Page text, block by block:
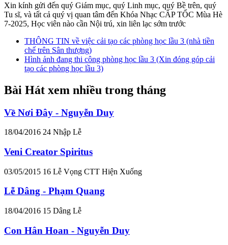
Xin kính gửi đến quý Giám mục, quý Linh mục, quý Bề trên, quý
Tu sĩ, và tất cả quý vị quan tâm đến Khóa Nhạc CẤP TỐC Mùa Hè
7-2025, Học viên nào cần Nội trú, xin liên lạc sớm trước
THÔNG TIN về việc cải tạo các phòng học lầu 3 (nhà tiền
chế trên Sân thượng)
Hình ảnh đang thi công phòng học lầu 3 (Xin đóng góp cải
tạo các phòng học lầu 3)
Bài Hát xem nhiều trong tháng
Về Nơi Đây - Nguyễn Duy
18/04/2016 24 Nhập Lễ
Veni Creator Spiritus
03/05/2015 16 Lễ Vọng CTT Hiện Xuống
Lễ Dâng - Phạm Quang
18/04/2016 15 Dâng Lễ
Con Hân Hoan - Nguyễn Duy